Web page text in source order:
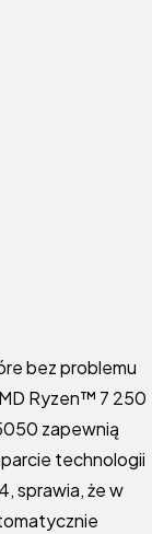
bez problemu
Ryzen™ 7 250
zapewnią
technologii
sprawia, że w